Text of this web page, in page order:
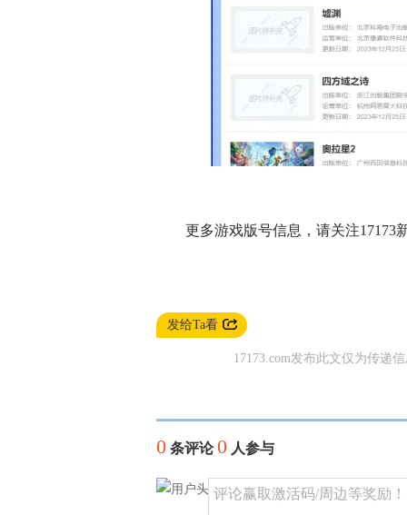
更多游戏版号信息，请关注17173
发给Ta看
17173.com发布此文仅为传递
0 条评论0 人参与
评论赢取激活码/周边等奖励